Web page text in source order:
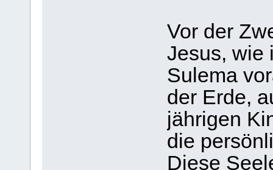
Vor der
Jesus, wie
Sulema
der Erde,
jährigen
die
Diese